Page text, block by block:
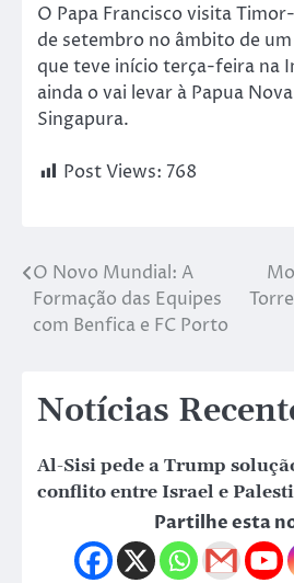
O Papa Francisco visita
de setembro no âmbito de
que teve início terça-feira na
ainda o vai levar à Papua
Singapura.
Post Views: 768
O Novo Mundial: A
Formação das Equipes
com Benfica e FC Porto
Notícias
Al-Sisi pede a Trump
conflito entre Israel e
Partilhe esta